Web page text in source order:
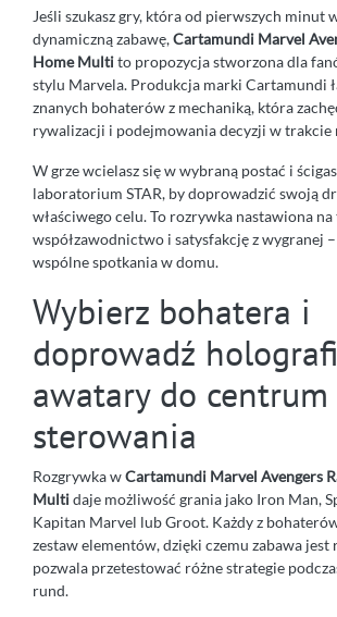
Jeśli szukasz gry, która od pierwszych minut
dynamiczną zabawę,Cartamundi Marvel
Home Multito propozycja stworzona dla
stylu Marvela. Produkcja marki Cartamundi
znanych bohaterów z mechaniką, która
rywalizacji i podejmowania decyzji w trakcie
W grze wcielasz się w wybraną postać i
laboratorium STAR, by doprowadzić swoją
właściwego celu. To rozrywka nastawiona
współzawodnictwo i satysfakcję z wygranej
wspólne spotkania w domu.
Wybierz bohatera i
doprowadź
awatary do centrum
sterowania
Rozgrywka wCartamundi Marvel Avengers
Multidaje możliwość grania jako Iron Man,
Kapitan Marvel lub Groot. Każdy z
zestaw elementów, dzięki czemu zabawa jest
pozwala przetestować różne strategie
rund.